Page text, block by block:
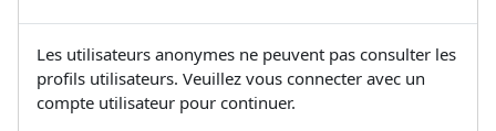
Les utilisateurs anonymes ne peuvent pas consulter les
profils utilisateurs. Veuillez vous connecter avec un
compte utilisateur pour continuer.